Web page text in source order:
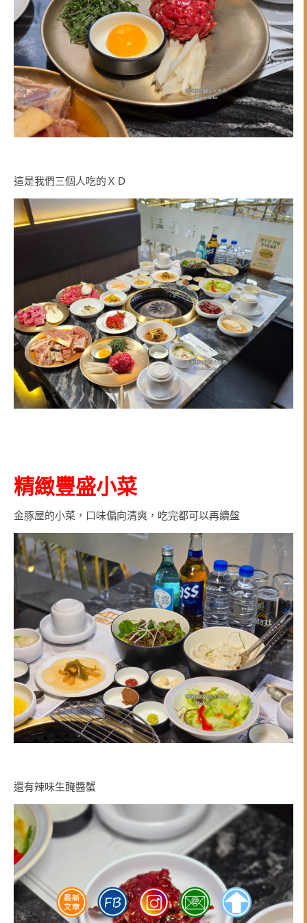
這是我們三個人吃的ＸＤ
精緻豐盛小菜
金豚屋的小菜，口味偏向清爽，吃完都可以再續盤
還有辣味生醃醬蟹